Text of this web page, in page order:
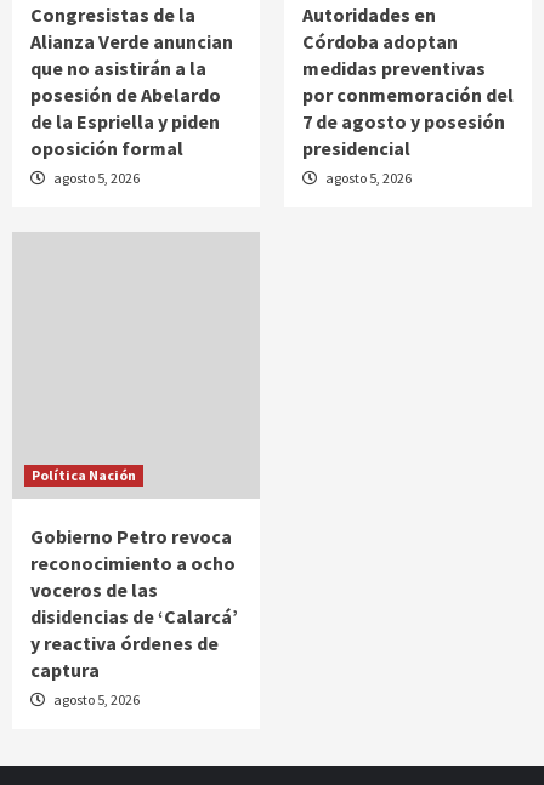
Congresistas de la
Alianza Verde anuncian
que no asistirán a la
posesión de Abelardo
de la Espriella y piden
oposición formal
agosto 5, 2026
Autoridades en
Córdoba adoptan
medidas preventivas
por conmemoración del
7 de agosto y posesión
presidencial
agosto 5, 2026
Política Nación
Gobierno Petro revoca
reconocimiento a ocho
voceros de las
disidencias de ‘Calarcá’
y reactiva órdenes de
captura
agosto 5, 2026